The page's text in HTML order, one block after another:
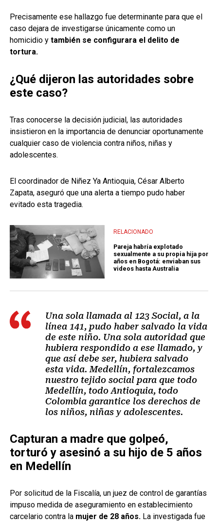
Precisamente ese hallazgo fue determinante para que el
caso dejara de investigarse únicamente como un
homicidio y también se configurara el delito de
tortura.
¿Qué dijeron las autoridades sobre
este caso?
Tras conocerse la decisión judicial, las autoridades
insistieron en la importancia de denunciar oportunamente
cualquier caso de violencia contra niños, niñas y
adolescentes.
El coordinador de Niñez Ya Antioquia, César Alberto
Zapata, aseguró que una alerta a tiempo pudo haber
evitado esta tragedia.
RELACIONADO
Pareja habría explotado
sexualmente a su propia hija por
años en Bogotá: enviaban sus
videos hasta Australia
Una sola llamada al 123 Social, a la
línea 141, pudo haber salvado la vida
de este niño. Una sola autoridad que
hubiera respondido a ese llamado, y
que así debe ser, hubiera salvado
esta vida. Medellín, fortalezcamos
nuestro tejido social para que todo
Medellín, todo Antioquia, todo
Colombia garantice los derechos de
los niños, niñas y adolescentes.
Capturan a madre que golpeó,
torturó y asesinó a su hijo de 5 años
en Medellín
Por solicitud de la Fiscalía, un juez de control de garantías
impuso medida de aseguramiento en establecimiento
carcelario contra la mujer de 28 años. La investigada fue